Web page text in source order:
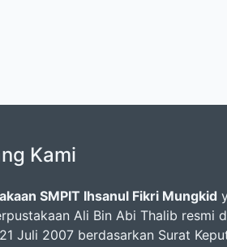
Kami
SMPIT Ihsanul Fikri Mungkid
Ali Bin Abi Thalib resmi
Juli 2007 berdasarkan Surat